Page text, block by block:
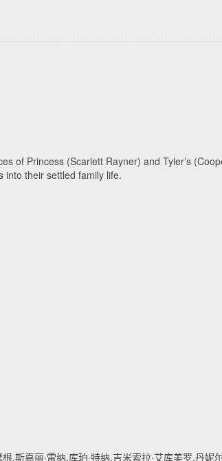
Princess (Scarlett Rayner) and Tyler’s
into their settled family life.
嘉丽·雷纳,库珀·特纳,吉米索拉·艾库美罗,丹妮